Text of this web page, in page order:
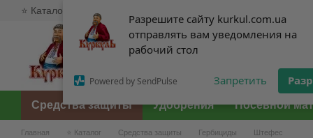
Разрешите сайту kurkul.com.ua
отправлять вам уведомления на
рабочий стол
Powered by SendPulse Запретить
Разрешите сайту kurkul.com.ua
отправлять вам уведомления на
рабочий стол
Powered by SendPulse Запретить
Перейти к основному контенту
⭐ Каталог
Средства защиты Удобрения Посевной
Главная ⭐ Каталог Средства защиты Гербициды Штефес